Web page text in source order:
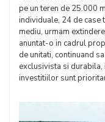
pe un teren de 25.000
individuale, 24 de case
mediu, urmam
anuntat-o in cadrul
de unitati, continuand
exclusivista si
investitiilor sunt